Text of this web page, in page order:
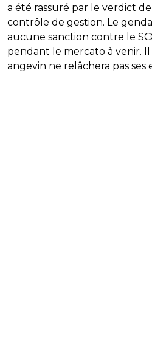
a été rassuré par le verdict
contrôle de gestion. Le
aucune sanction contre le
pendant le mercato à venir.
angevin ne relâchera pas ses